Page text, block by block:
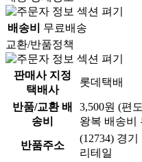
배송비
무료배송
교환/반품정책
판매사 지정
택배사
롯데택배
반품/교환 배
송비
3,500원 (편
왕복 배송비
반품주소
(12734) 경
리테일